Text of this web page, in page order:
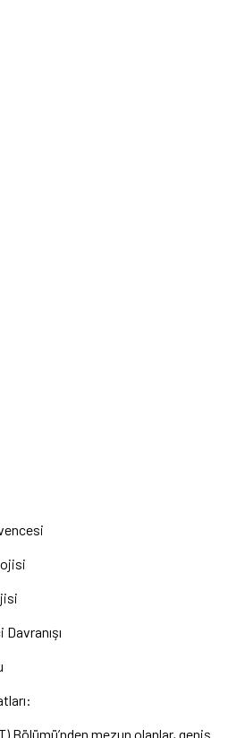
Bölümü’nden mezun olanlar, geniş